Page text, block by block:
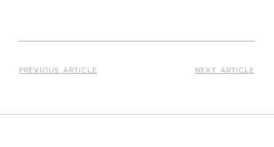
PREVIOUS ARTICLE NEXT ARTICLE